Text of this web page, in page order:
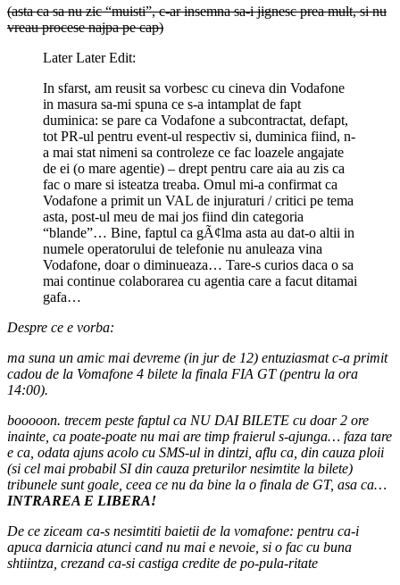
(asta ca sa nu zic “muisti”, c-ar insemna sa-i jignesc prea mult, si nu
vreau procese najpa pe cap)
Later Later Edit:
In sfarst, am reusit sa vorbesc cu cineva din Vodafone
in masura sa-mi spuna ce s-a intamplat de fapt
duminica: se pare ca Vodafone a subcontractat, defapt,
tot PR-ul pentru event-ul respectiv si, duminica fiind, n-
a mai stat nimeni sa controleze ce fac loazele angajate
de ei (o mare agentie) – drept pentru care aia au zis ca
fac o mare si isteatza treaba. Omul mi-a confirmat ca
Vodafone a primit un VAL de injuraturi / critici pe tema
asta, post-ul meu de mai jos fiind din categoria
“blande”… Bine, faptul ca gÃ¢lma asta au dat-o altii in
numele operatorului de telefonie nu anuleaza vina
Vodafone, doar o diminueaza… Tare-s curios daca o sa
mai continue colaborarea cu agentia care a facut ditamai
gafa…
Despre ce e vorba:
ma suna un amic mai devreme (in jur de 12) entuziasmat c-a primit
cadou de la Vomafone 4 bilete la finala FIA GT (pentru la ora
14:00).
booooon. trecem peste faptul ca NU DAI BILETE cu doar 2 ore
inainte, ca poate-poate nu mai are timp fraierul s-ajunga… faza tare
e ca, odata ajuns acolo cu SMS-ul in dintzi, aflu ca, din cauza ploii
(si cel mai probabil SI din cauza preturilor nesimtite la bilete)
tribunele sunt goale, ceea ce nu da bine la o finala de GT, asa ca…
INTRAREA E LIBERA!
De ce ziceam ca-s nesimtiti baietii de la vomafone: pentru ca-i
apuca darnicia atunci cand nu mai e nevoie, si o fac cu buna
shtiintza, crezand ca-si castiga credite de po-pula-ritate